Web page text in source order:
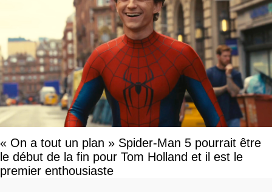
« On a tout un plan » Spider-Man 5 pourrait être
le début de la fin pour Tom Holland et il est le
premier enthousiaste